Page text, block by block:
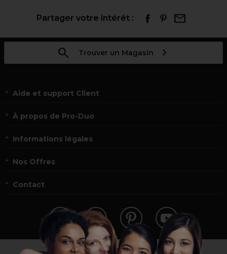
Partager votre intérêt :
Trouver un Magasin
Aide et support Client
À propos de Pro-Duo
Informations légales
Nos Offres
Contact
Vous n’êtes pas un professionnel ?